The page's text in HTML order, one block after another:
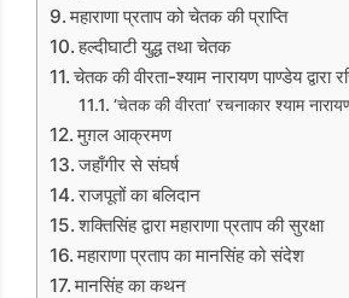
महाराणा प्रताप को चेतक की प्राप्ति
हल्दीघाटी युद्ध तथा चेतक
चेतक की वीरता-श्याम नारायण पाण्डेय द्वारा
‘चेतक की वीरता’ रचनाकार श्याम
मुग़ल आक्रमण
जहाँगीर से संघर्ष
राजपूतों का बलिदान
शक्तिसिंह द्वारा महाराणा प्रताप की सुरक्षा
महाराणा प्रताप का मानसिंह को संदेश
मानसिंह का कथन